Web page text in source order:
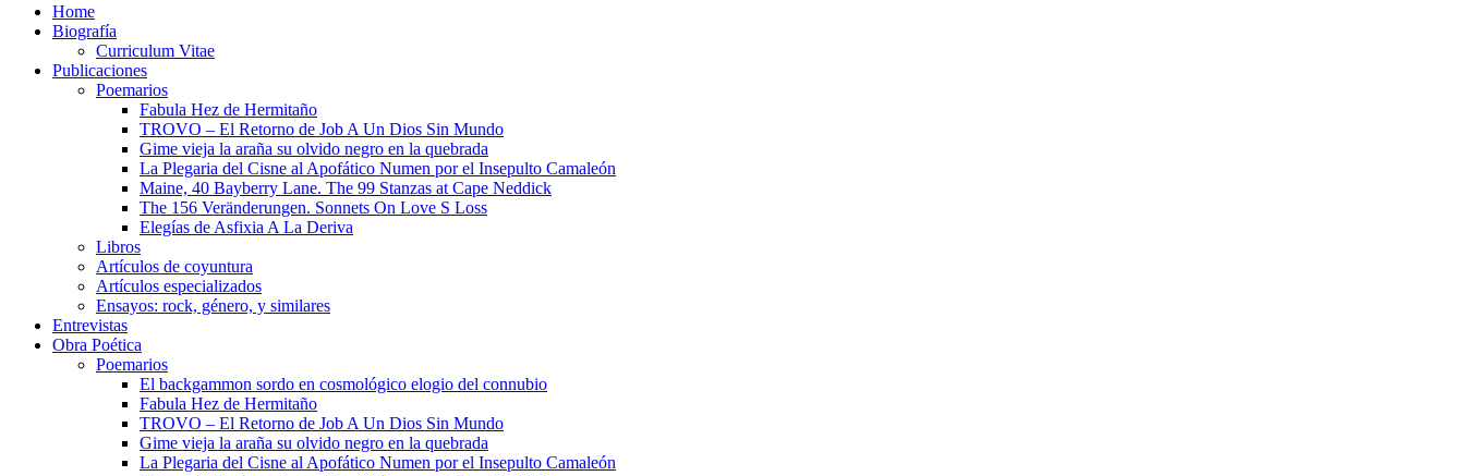
Home
Biografía
Curriculum Vitae​
Publicaciones
Poemarios
Fabula Hez de Hermitaño
TROVO – El Retorno de Job A Un Dios Sin Mundo
Gime vieja la araña su olvido negro en la quebrada
La Plegaria del Cisne al Apofático Numen por el Insepulto Camaleón
Maine, 40 Bayberry Lane. The 99 Stanzas at Cape Neddick
The 156 Veränderungen. Sonnets On Love S Loss
Elegías de Asfixia A La Deriva
Libros
Artículos de coyuntura
Artículos especializados
Ensayos: rock, género, y similares
Entrevistas
Obra Poética
Poemarios
El backgammon sordo en cosmológico elogio del connubio
Fabula Hez de Hermitaño
TROVO – El Retorno de Job A Un Dios Sin Mundo
Gime vieja la araña su olvido negro en la quebrada
La Plegaria del Cisne al Apofático Numen por el Insepulto Camaleón